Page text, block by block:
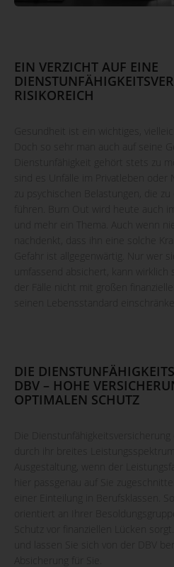
EIN VERZICHT AUF EINE
RISIKOREICH
Gesundheit ist ein wichtiges,
Doch so sehr man auch auf seine
Dienstunfähigkeit gehört stets zu
sind es Unfälle im Privatleben oder
zu psychischen Belastungen, die
führen. Burn Out wird heute auch
und mehr ein Thema. Auch wenn
Gefahr ist allgegenwärtig. Nur wer
umfassend absichert, kann wirklich
der Fälle nicht mit großen
seinen Lebensstandard
DIE
DBV – HOHE
OPTIMALEN SCHUTZ
Die
durch ihr breites
Ausgestaltung, wenn der
hier passgenau auf Sie
einer Einteilung in Berufsklassen.
orientiert an Ihrer
Schutz vor finanziellen Lücken
und lassen Sie sich von der DBV
Absicherung für Sie.